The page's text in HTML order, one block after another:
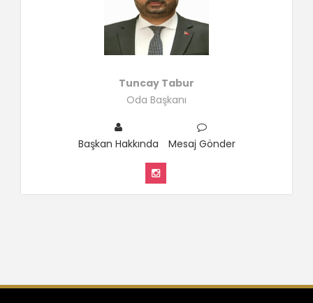
Tuncay Tabur
Oda Başkanı
Başkan Hakkında Mesaj Gönder